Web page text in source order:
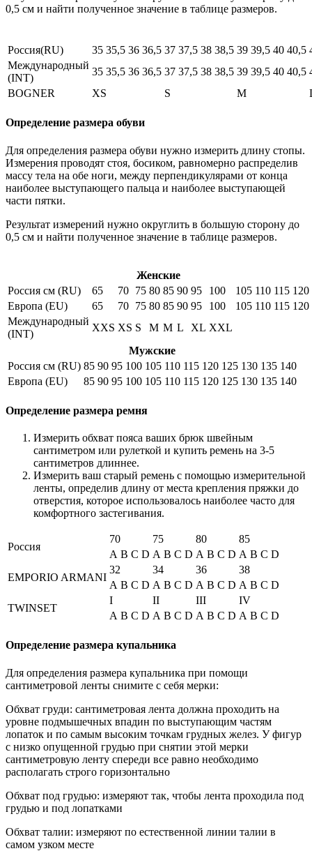
0,5 см и найти полученное значение в таблице размеров.
Россия(RU) 35 35,5 36 36,5 37 37,5 38 38,5 39 39,5 40 40,5
Международный
(INT)
35 35,5 36 36,5 37 37,5 38 38,5 39 39,5 40 40,5
BOGNER
XS S M
Определение размера обуви
Для определения размера обуви нужно измерить длину стопы.
Измерения проводят стоя, босиком, равномерно распределив
массу тела на обе ноги, между перпендикулярами от конца
наиболее выступающего пальца и наиболее выступающей
части пятки.
Результат измерений нужно округлить в большую сторону до
0,5 см и найти полученное значение в таблице размеров.
Женские
Россия см (RU)
65 70 75 80 85 90 95 100 105 110 115 120
Европа (EU)
65 70 75 80 85 90 95 100 105 110 115 120
Международный
(INT)
XXS XS S M M L XL XXL
Мужские
Россия см (RU) 85 90 95 100 105 110 115 120 125 130 135 140
Европа (EU)
85 90 95 100 105 110 115 120 125 130 135 140
Определение размера ремня
Измерить обхват пояса ваших брюк швейным
сантиметром или рулеткой и купить ремень на 3-5
сантиметров длиннее.
Измерить ваш старый ремень с помощью измерительной
ленты, определив длину от места крепления пряжки до
отверстия, которое использовалось наиболее часто для
комфортного застегивания.
Россия
70 75 80
85
A B C D A B C D A B C D A B C D
EMPORIO ARMANI
32 34 36
38
A B C D A B C D A B C D A B C D
TWINSET
I II III
IV
A B C D A B C D A B C D A B C D
Определение размера купальника
Для определения размера купальника при помощи
сантиметровой ленты снимите с себя мерки:
Обхват груди: сантиметровая лента должна проходить на
уровне подмышечных впадин по выступающим частям
лопаток и по самым высоким точкам грудных желез. У фигур
с низко опущенной грудью при снятии этой мерки
сантиметровую ленту спереди все равно необходимо
располагать строго горизонтально
Обхват под грудью: измеряют так, чтобы лента проходила под
грудью и под лопатками
Обхват талии: измеряют по естественной линии талии в
самом узком месте